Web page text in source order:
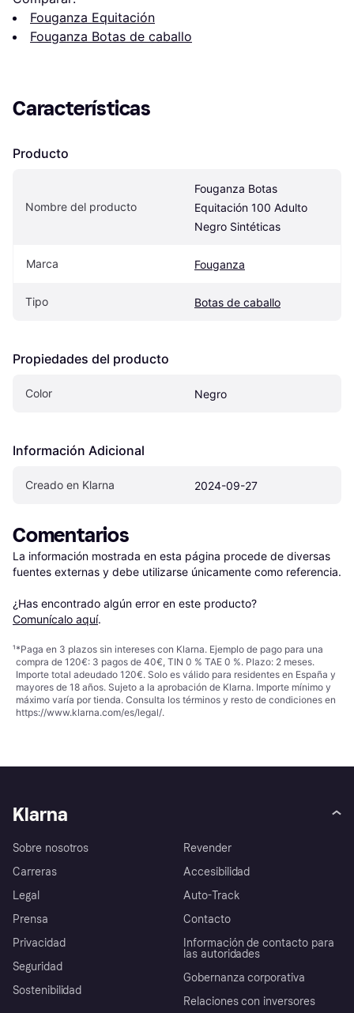
Fouganza Equitación
Fouganza Botas de caballo
Características
Producto
Nombre del producto
Fouganza Botas
Equitación 100 Adulto
Negro Sintéticas
Marca Fouganza
Tipo Botas de caballo
Propiedades del producto
Color Negro
Información Adicional
Creado en Klarna 2024-09-27
Comentarios
La información mostrada en esta página procede de diversas
fuentes externas y debe utilizarse únicamente como referencia.
¿Has encontrado algún error en este producto?
Comunícalo aquí.
¹*Paga en 3 plazos sin intereses con Klarna. Ejemplo de pago para una
compra de 120€: 3 pagos de 40€, TIN 0 % TAE 0 %. Plazo: 2 meses.
Importe total adeudado 120€. Solo es válido para residentes en España y
mayores de 18 años. Sujeto a la aprobación de Klarna. Importe mínimo y
máximo varía por tienda. Consulta los términos y resto de condiciones en
https://www.klarna.com/es/legal/.
Klarna
Sobre nosotros
Carreras
Legal
Prensa
Privacidad
Seguridad
Sostenibilidad
Revender
Accesibilidad
Auto-Track
Contacto
Información de contacto para
las autoridades
Gobernanza corporativa
Relaciones con inversores